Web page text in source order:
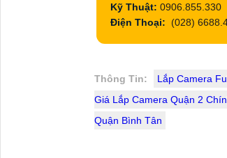
Kỹ Thuật: 0906.855.330
Điện Thoại: (028)
Thông Tin: Lắp Camera
Giá Lắp Camera Quận 2
Quận Bình Tân